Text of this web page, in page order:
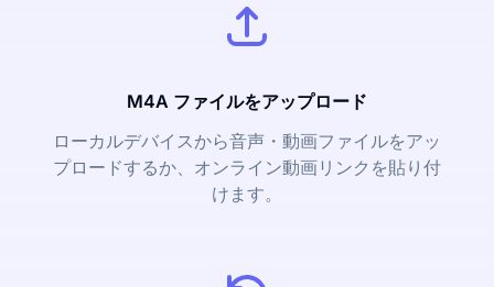
M4A ファイルをアップロード
ローカルデバイスから音声・動画ファイルをアッ
プロードするか、オンライン動画リンクを貼り付
けます。